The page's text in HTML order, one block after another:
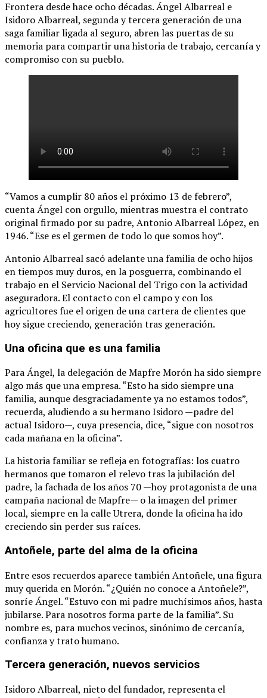
Frontera desde hace ocho décadas. Ángel Albarreal e
Isidoro Albarreal, segunda y tercera generación de una
saga familiar ligada al seguro, abren las puertas de su
memoria para compartir una historia de trabajo, cercanía y
compromiso con su pueblo.
“Vamos a cumplir 80 años el próximo 13 de febrero”,
cuenta Ángel con orgullo, mientras muestra el contrato
original firmado por su padre, Antonio Albarreal López, en
1946. “Ese es el germen de todo lo que somos hoy”.
Antonio Albarreal sacó adelante una familia de ocho hijos
en tiempos muy duros, en la posguerra, combinando el
trabajo en el Servicio Nacional del Trigo con la actividad
aseguradora. El contacto con el campo y con los
agricultores fue el origen de una cartera de clientes que
hoy sigue creciendo, generación tras generación.
Una oficina que es una familia
Para Ángel, la delegación de Mapfre Morón ha sido siempre
algo más que una empresa. “Esto ha sido siempre una
familia, aunque desgraciadamente ya no estamos todos”,
recuerda, aludiendo a su hermano Isidoro —padre del
actual Isidoro—, cuya presencia, dice, “sigue con nosotros
cada mañana en la oficina”.
La historia familiar se refleja en fotografías: los cuatro
hermanos que tomaron el relevo tras la jubilación del
padre, la fachada de los años 70 —hoy protagonista de una
campaña nacional de Mapfre— o la imagen del primer
local, siempre en la calle Utrera, donde la oficina ha ido
creciendo sin perder sus raíces.
Antoñele, parte del alma de la oficina
Entre esos recuerdos aparece también Antoñele, una figura
muy querida en Morón. “¿Quién no conoce a Antoñele?”,
sonríe Ángel. “Estuvo con mi padre muchísimos años, hasta
jubilarse. Para nosotros forma parte de la familia”. Su
nombre es, para muchos vecinos, sinónimo de cercanía,
confianza y trato humano.
Tercera generación, nuevos servicios
Isidoro Albarreal, nieto del fundador, representa el